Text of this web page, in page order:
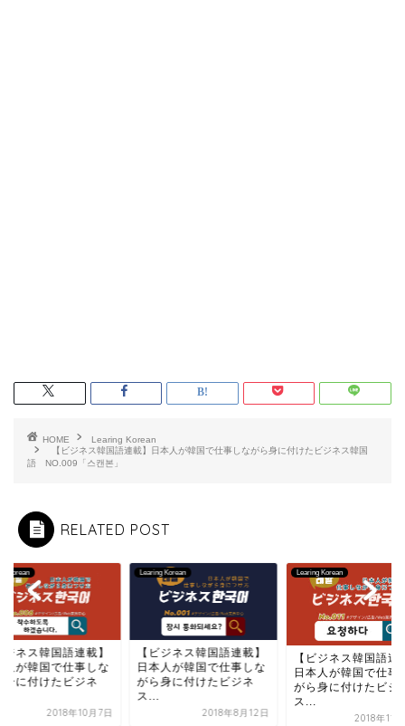
HOME
Learing Korean
【ビジネス韓国語連載】日本人が韓国で仕事しながら身に付けたビジネス韓国
語 NO.009「스캔본」
RELATED POST
Korean
ジネス韓国語連載】
人が韓国で仕事しな
身に付けたビジネ
2018年10月7日
Learing Korean
【ビジネス韓国語連載】
日本人が韓国で仕事しな
がら身に付けたビジネ
ス...
2018年8月12日
Learing Korean
【ビジネス韓国語連
日本人が韓国で仕事
がら身に付けたビジ
ス...
2018年11